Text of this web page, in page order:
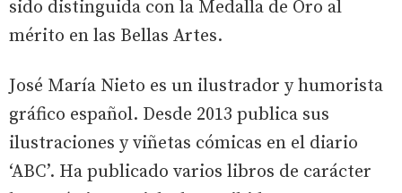
sido distinguida con la Medalla de Oro al
mérito en las Bellas Artes.
José María Nieto es un ilustrador y humorista
gráfico español. Desde 2013 publica sus
ilustraciones y viñetas cómicas en el diario
‘ABC’. Ha publicado varios libros de carácter